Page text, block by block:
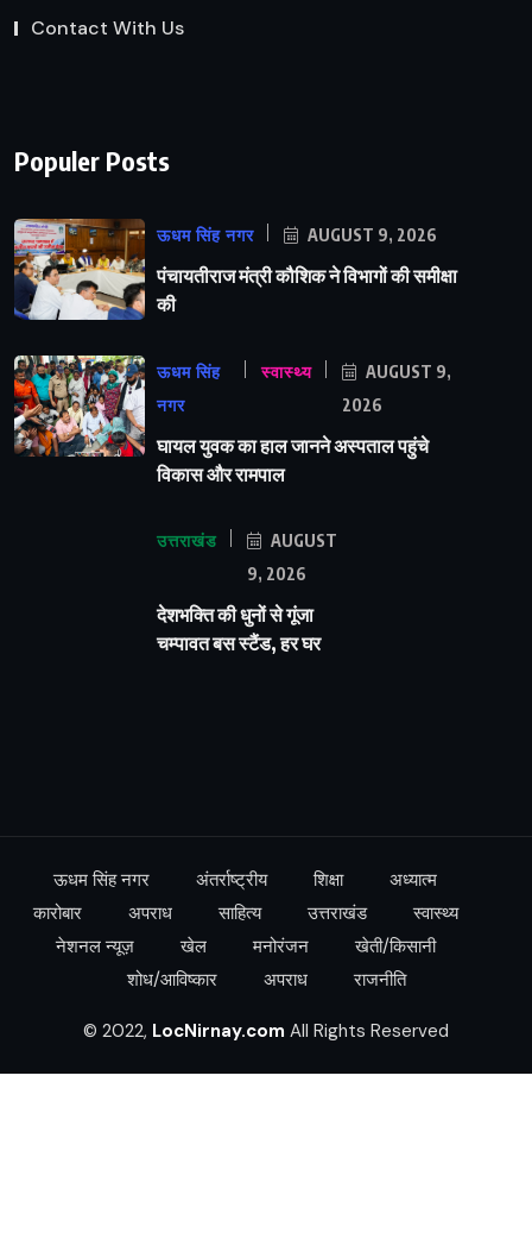
Contact With Us
Populer Posts
ऊधम सिंह नगर AUGUST 9, 2026
पंचायतीराज मंत्री कौशिक ने विभागों की समीक्षा
की
ऊधम सिंह
नगर
स्वास्थ्य
AUGUST 9,
2026
घायल युवक का हाल जानने अस्पताल पहुंचे
विकास और रामपाल
उत्तराखंड
AUGUST
9, 2026
देशभक्ति की धुनों से गूंजा
चम्पावत बस स्टैंड, हर घर
ऊधम सिंह नगर अंतर्राष्ट्रीय शिक्षा
अध्यात्म
कारोबार
अपराध साहित्य उत्तराखंड
स्वास्थ्य
नेशनल न्यूज़
खेल मनोरंजन
खेती/किसानी
शोध/आविष्कार
अपराध राजनीति
© 2022, LocNirnay.com All Rights Reserved